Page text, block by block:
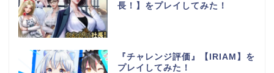
長！】をプレイしてみた！
『チャレンジ評価』【IRIAM】を
プレイしてみた！